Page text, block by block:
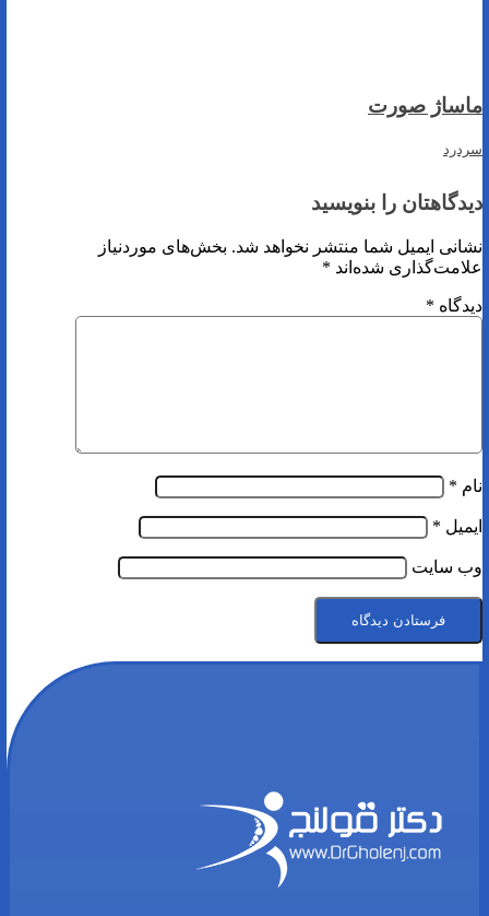
ماساژ صورت
سردرد
دیدگاهتان را بنویسید
نشانی ایمیل شما منتشر نخواهد شد. بخش‌های موردنیاز
علامت‌گذاری شده‌اند *
دیدگاه *
نام *
ایمیل *
وب‌ سایت